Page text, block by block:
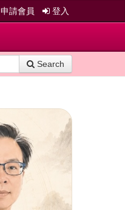
申請會員 登入
Search